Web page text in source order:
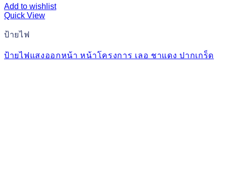
Add to wishlist
Quick View
ป้ายไฟ
ป้ายไฟแสงออกหน้า หน้าโครงการ เลอ ชาแดง ปากเกร็ด